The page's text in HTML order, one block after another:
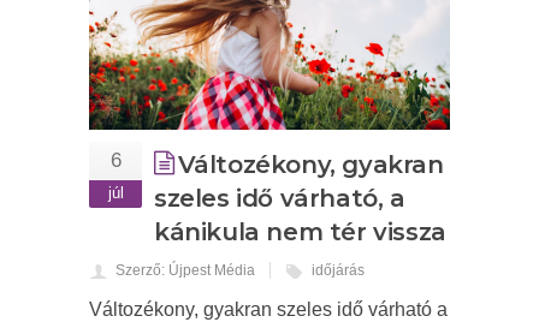
6
júl
Változékony, gyakran
szeles idő várható, a
kánikula nem tér vissza
Szerző: Újpest Média időjárás
Változékony, gyakran szeles idő várható a